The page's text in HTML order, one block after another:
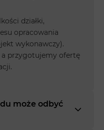
działki,
opracowania
wykonawczy).
a przygotujemy ofertę
może odbyć